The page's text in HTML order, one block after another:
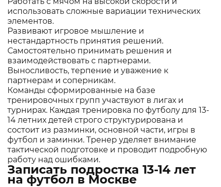
использовать сложные вариации технических
элементов.
Развивают игровое мышление и
нестандартность принятия решений.
Самостоятельно принимать решения и
взаимодействовать с партнерами.
Выносливость, терпение и уважение к
партнерам и соперникам.
Команды сформированные на базе
тренировочных групп участвуют в лигах и
турнирах. Каждая тренировка по футболу для 13-
14 летних детей строго структурирована и
состоит из разминки, основной части, игры в
футбол и заминки. Тренер уделяет внимание
тактической подготовке и проводит подробную
работу над ошибками.
Записать подростка 13-14 лет
на футбол в Москве